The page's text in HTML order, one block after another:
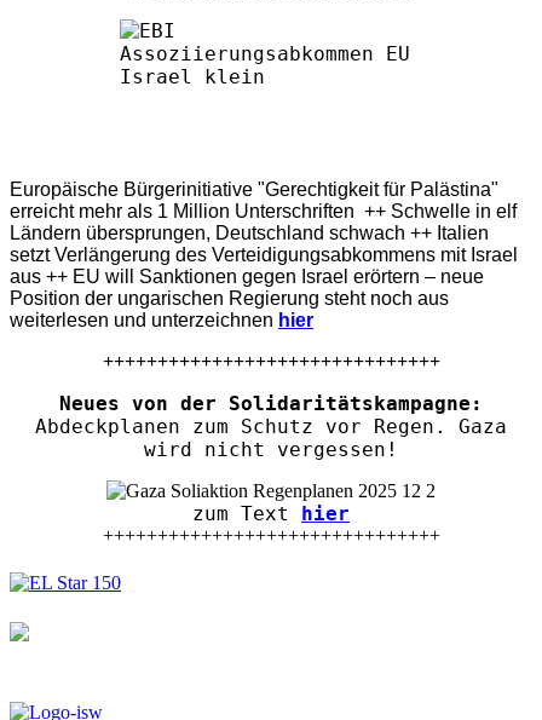
Europäische Bürgerinitiative "Gerechtigkeit für Palästina"
erreicht mehr als 1 Million Unterschriften ++ Schwelle in elf
Ländern übersprungen, Deutschland schwach ++ Italien
setzt Verlängerung des Verteidigungsabkommens mit Israel
aus ++ EU will Sanktionen gegen Israel erörtern – neue
Position der ungarischen Regierung steht noch aus
weiterlesen und unterzeichnen hier
+++++++++++++++++++++++++++++++
Neues von der Solidaritätskampagne:
Abdeckplanen zum Schutz vor Regen. Gaza
wird nicht vergessen!
zum Text hier
+++++++++++++++++++++++++++++++